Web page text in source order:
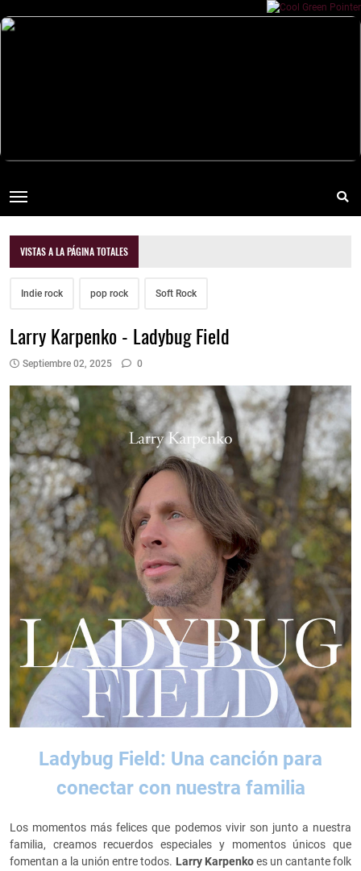
VISTAS A LA PÁGINA TOTALES
Indie rock pop rock Soft Rock
Larry Karpenko - Ladybug Field
Septiembre 02, 2025 0
Ladybug Field: Una canción para
conectar con nuestra familia
Los momentos más felices que podemos vivir son junto a nuestra
familia, creamos recuerdos especiales y momentos únicos que
fomentan a la unión entre todos. Larry Karpenkoes un cantante folk